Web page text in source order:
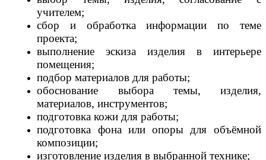
учителем;
сбор и обработка информации по теме
проекта;
выполнение эскиза изделия в интерьере
помещения;
подбор материалов для работы;
обоснование выбора темы, изделия,
материалов, инструментов;
подготовка кожи для работы;
подготовка фона или опоры для объёмной
композиции;
изготовление изделия в выбранной технике;